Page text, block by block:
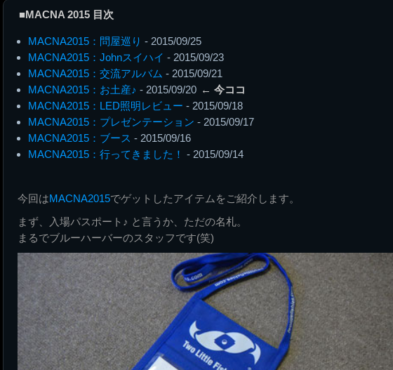
■MACNA 2015 目次
MACNA2015：問屋巡り - 2015/09/25
MACNA2015：Johnスイハイ - 2015/09/23
MACNA2015：交流アルバム - 2015/09/21
MACNA2015：お土産♪ - 2015/09/20 ← 今ココ
MACNA2015：LED照明レビュー - 2015/09/18
MACNA2015：プレゼンテーション - 2015/09/17
MACNA2015：ブース - 2015/09/16
MACNA2015：行ってきました！ - 2015/09/14
今回はMACNA2015でゲットしたアイテムをご紹介します。
まず、入場パスポート♪ と言うか、ただの名札。
まるでブルーハーバーのスタッフです(笑)